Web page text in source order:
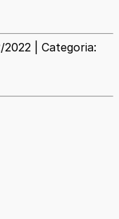
2022 | Categoria: